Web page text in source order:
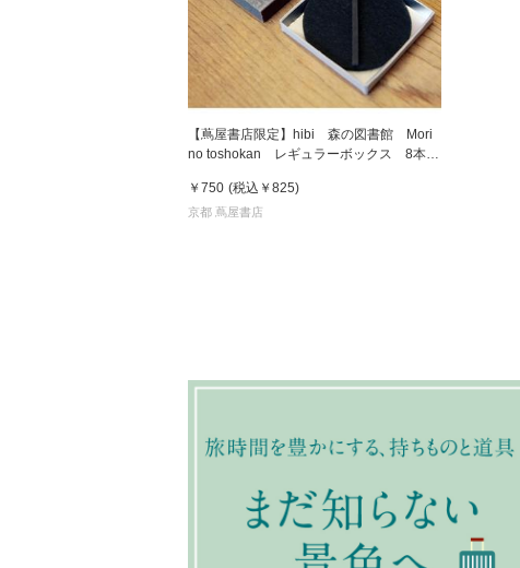
【蔦屋書店限定】hibi 森の図書館 Mori
no toshokan レギュラーボックス 8本入
￥750 (税込 ￥825)
京都 蔦屋書店